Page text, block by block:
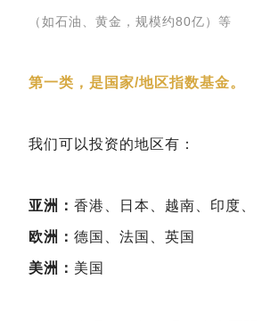
（如石油、黄金，规模约80亿）等
第一类，是国家/地区指数基金。
我们可以投资的地区有：
亚洲： 香港、日本、越南、印度、
欧洲： 德国、法国、英国
美洲： 美国